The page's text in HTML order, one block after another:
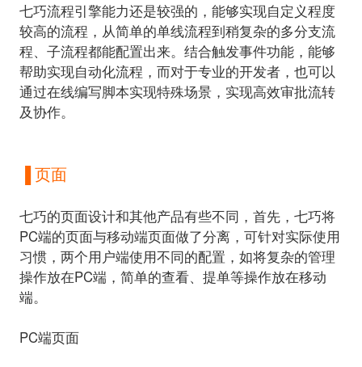
七巧流程引擎能力还是较强的，能够实现自定义程度
较高的流程，从简单的单线流程到稍复杂的多分支流
程、子流程都能配置出来。结合触发事件功能，能够
帮助实现自动化流程，而对于专业的开发者，也可以
通过在线编写脚本实现特殊场景，实现高效审批流转
及协作。
▐ 页面
七巧的页面设计和其他产品有些不同，首先，七巧将
PC端的页面与移动端页面做了分离，可针对实际使用
习惯，两个用户端使用不同的配置，如将复杂的管理
操作放在PC端，简单的查看、提单等操作放在移动
端。
PC端页面